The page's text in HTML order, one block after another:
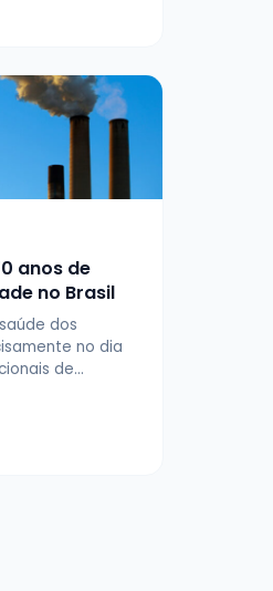
anos de
no Brasil
dos
no dia
de…